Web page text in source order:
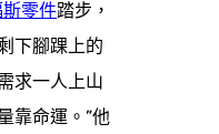
零件踏步，
下腳踝上的
求一人上山
靠命運。”他